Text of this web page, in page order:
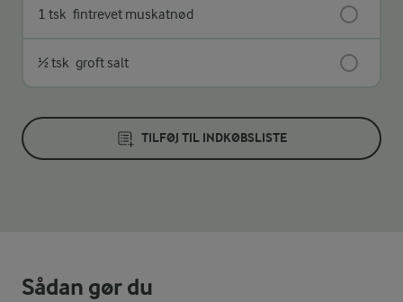
1 tsk fintrevet muskatnød
½ tsk groft salt
TILFØJ TIL INDKØBSLISTE
Sådan gør du